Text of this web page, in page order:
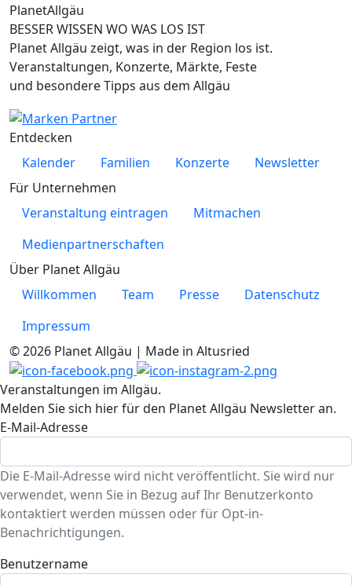
PlanetAllgäu
BESSER WISSEN WO WAS LOS IST
Planet Allgäu zeigt, was in der Region los ist.
Veranstaltungen, Konzerte, Märkte, Feste
und besondere Tipps aus dem Allgäu
Entdecken
Kalender
Familien Konzerte
Newsletter
Für Unternehmen
Veranstaltung eintragen
Mitmachen
Medienpartnerschaften
Über Planet Allgäu
Willkommen
Team Presse
Datenschutz
Impressum
© 2026 Planet Allgäu | Made in Altusried
Veranstaltungen im Allgäu.
Melden Sie sich hier für den Planet Allgäu Newsletter an.
E-Mail-Adresse
Die E-Mail-Adresse wird nicht veröffentlicht. Sie wird nur
verwendet, wenn Sie in Bezug auf Ihr Benutzerkonto
kontaktiert werden müssen oder für Opt-in-
Benachrichtigungen.
Benutzername